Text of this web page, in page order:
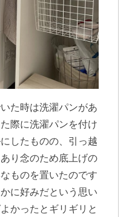
た時は洗濯パンがあ
際に洗濯パンを付け
したものの、引っ越
り念のため底上げの
ものを置いたのです
に好みだという思い
かったとギリギリと